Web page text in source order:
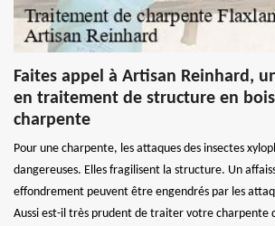
Faites appel à Artisan Reinhard,
en traitement de structure en
charpente
Pour une charpente, les attaques des insectes
dangereuses. Elles fragilisent la structure. Un
effondrement peuvent être engendrés par les
Aussi est-il très prudent de traiter votre charpente